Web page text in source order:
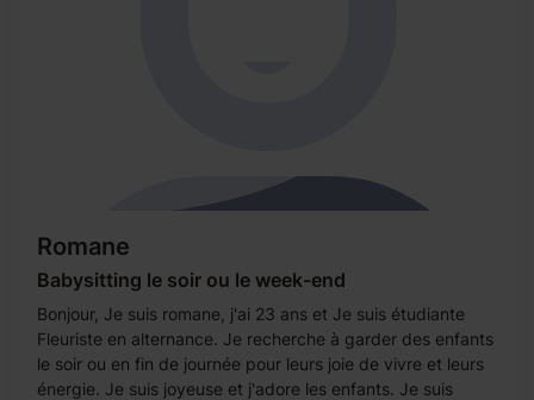
Romane
Babysitting le soir ou le week-end
Bonjour, Je suis romane, j'ai 23 ans et Je suis étudiante
Fleuriste en alternance. Je recherche à garder des enfants
le soir ou en fin de journée pour leurs joie de vivre et leurs
énergie. Je suis joyeuse et j'adore les enfants. Je suis